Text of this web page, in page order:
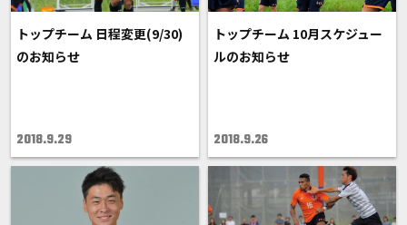
トップチーム 日程変更(9/30)
のお知らせ
2018.9.29
トップチーム 10月スケジュー
ルのお知らせ
2018.9.26